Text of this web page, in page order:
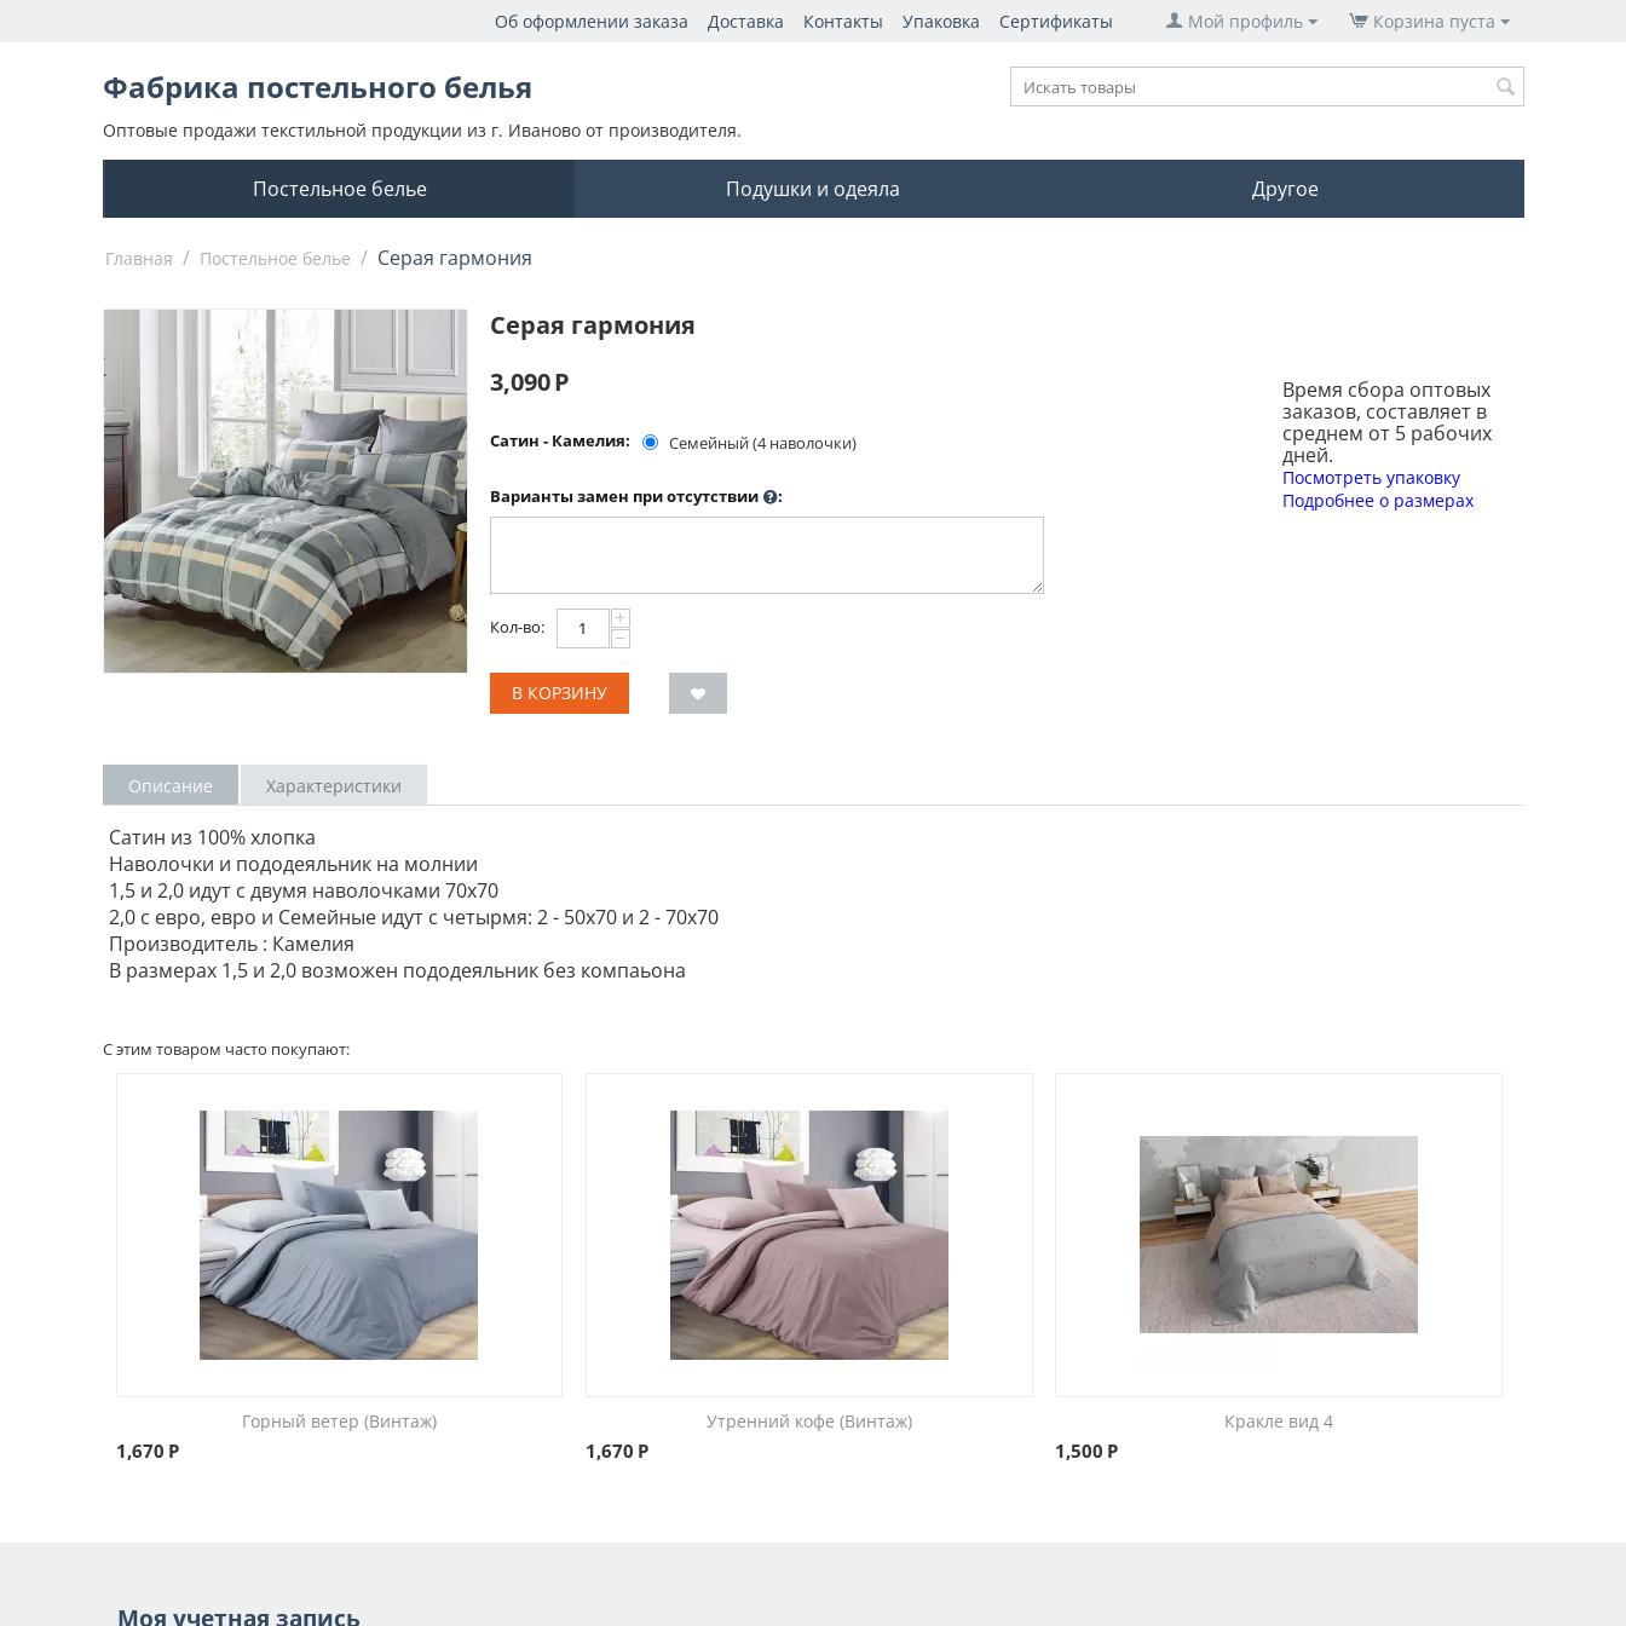
Корзина пуста
Мой профиль
Об оформлении заказа Доставка Контакты Упаковка Сертификаты
Фабрика постельного белья
Оптовые продажи текстильной продукции из г. Иваново от производителя.
Постельное белье Подушки и одеяла Другое
Главная / Постельное белье / Серая гармония
Серая гармония
Время сбора оптовых
заказов, составляет в
среднем от 5 рабочих
дней.
Посмотреть упаковку
Подробнее о размерах
3,090Р
Сатин - Камелия: Семейный (4 наволочки)
Варианты замен при отсутствии :
Кол-во: +
−
В КОРЗИНУ
Описание Характеристики
Сатин из 100% хлопка
Наволочки и пододеяльник на молнии
1,5 и 2,0 идут с двумя наволочками 70х70
2,0 с евро, евро и Семейные идут с четырмя: 2 - 50х70 и 2 - 70х70
Производитель : Камелия
В размерах 1,5 и 2,0 возможен пододеяльник без компаьона
С этим товаром часто покупают:
Горный ветер (Винтаж)
1,670 Р
Утренний кофе (Винтаж)
1,670 Р
Кракле вид 4
1,500 Р
Моя учетная запись